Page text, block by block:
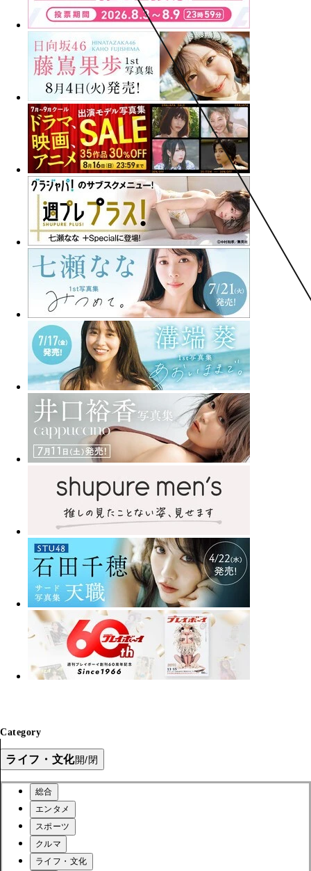
Category
ライフ・文化開/閉
総合
エンタメ
スポーツ
クルマ
ライフ・文化